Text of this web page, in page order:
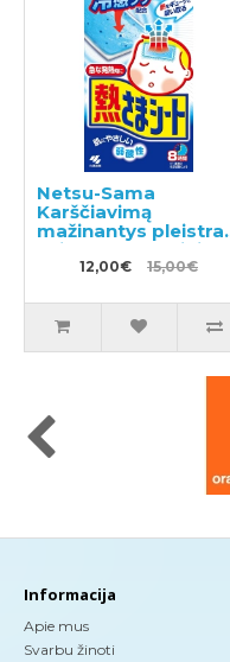
Netsu-Sama
Karščiavimą
mažinantys pleistrai
vaikams nuo 2 iki 10
metų 16vnt
12,00€ 15,00€
Informacija
Apie mus
Svarbu žinoti